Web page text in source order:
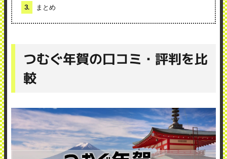
3. まとめ
つむぐ年賀の口コミ・評判を比
較